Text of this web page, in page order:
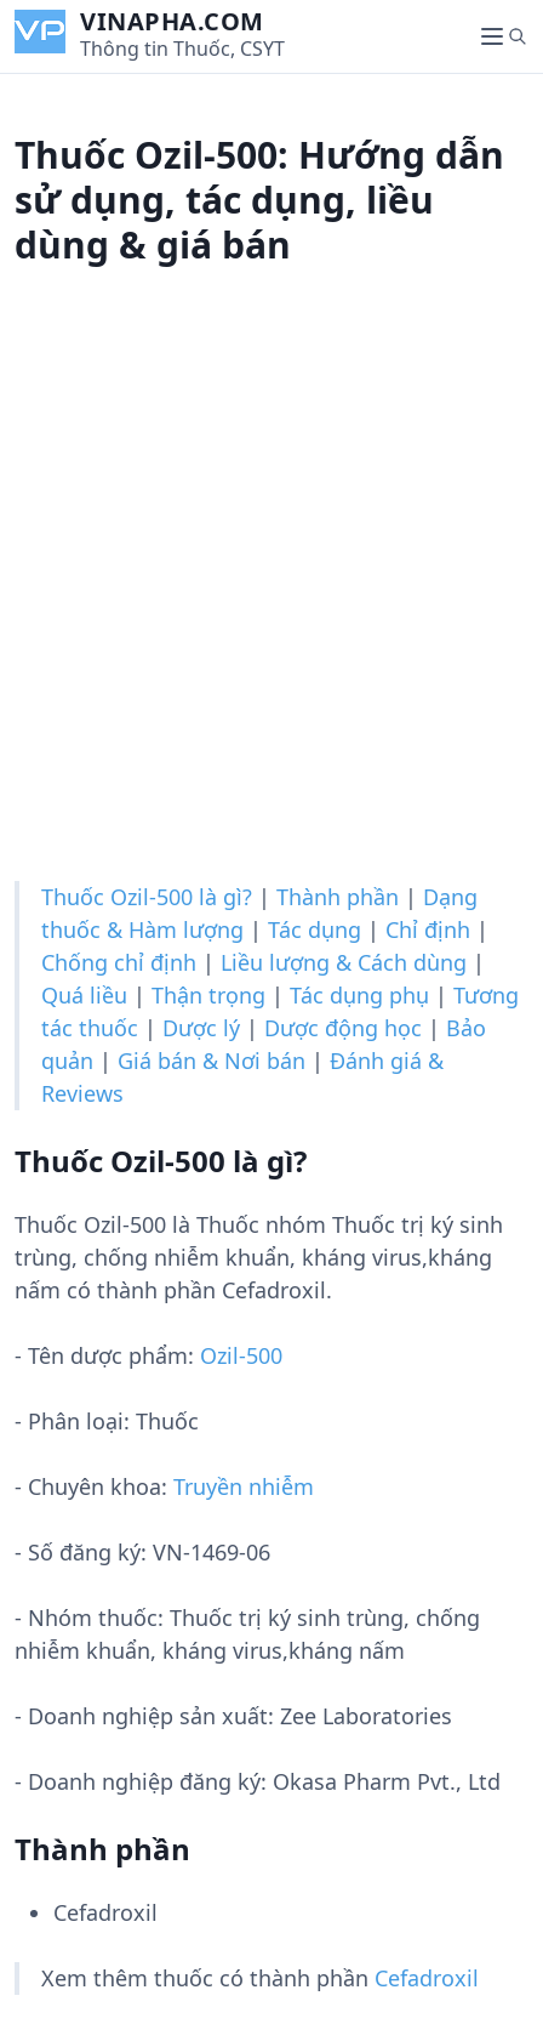
i
VINAPHA.COM
Thông tin Thuốc, CSYT
M
e
S
e
Thuốc Ozil-500: Hướng dẫn
sử dụng, tác dụng, liều
dùng & giá bán
Thuốc Ozil-500 là gì? | Thành phần | Dạng
thuốc & Hàm lượng | Tác dụng | Chỉ định |
Chống chỉ định | Liều lượng & Cách dùng |
Quá liều | Thận trọng | Tác dụng phụ | Tương
tác thuốc | Dược lý | Dược động học | Bảo
quản | Giá bán & Nơi bán | Đánh giá &
Reviews
Thuốc Ozil-500 là gì?
Thuốc Ozil-500 là Thuốc nhóm Thuốc trị ký sinh
trùng, chống nhiễm khuẩn, kháng virus,kháng
nấm có thành phần Cefadroxil.
- Tên dược phẩm: Ozil-500
- Phân loại: Thuốc
- Chuyên khoa: Truyền nhiễm
- Số đăng ký: VN-1469-06
- Nhóm thuốc: Thuốc trị ký sinh trùng, chống
nhiễm khuẩn, kháng virus,kháng nấm
- Doanh nghiệp sản xuất: Zee Laboratories
- Doanh nghiệp đăng ký: Okasa Pharm Pvt., Ltd
Thành phần
Cefadroxil
Xem thêm thuốc có thành phần Cefadroxil